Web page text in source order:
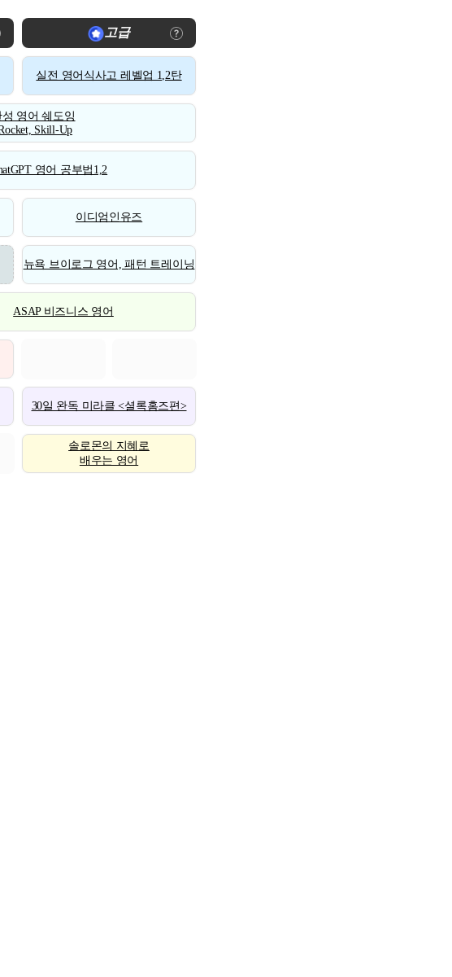
고급
실전 영어식사고 레벨업 1,2탄
성 영어 쉐도잉
Skill-Up
영어 공부법1,2
이디엄인유즈
뉴욕 브이로그 영어, 패턴 트레이닝
ASAP 비즈니스 영어
30일 완독 미라클 <셜록홈즈편>
솔로몬의 지혜로
배우는 영어